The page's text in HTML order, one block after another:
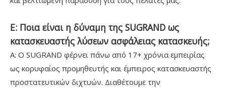
Ε: Ποια είναι η δύναμη της SUGRAND ως
κατασκευαστής λύσεων ασφάλειας κατασκευής;
Α: Ο SUGRAND φέρνει πάνω από 17+ χρόνια εμπειρίας
ως κορυφαίος προμηθευτής και έμπειρος κατασκευαστής
προστατευτικών διχτυών. Διαθέτουμε την